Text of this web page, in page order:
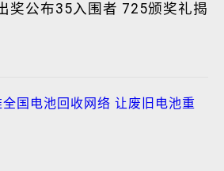
奖公布35入围者 725颁奖礼揭